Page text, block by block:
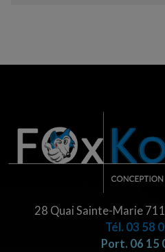
28 Quai Sainte-Marie
Tél. 03 58
Port. 06 15